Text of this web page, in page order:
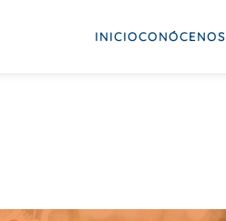
INICIOCONÓCENOS